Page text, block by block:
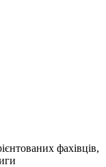
фахівців,